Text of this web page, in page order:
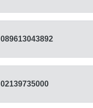
089613043892
02139735000